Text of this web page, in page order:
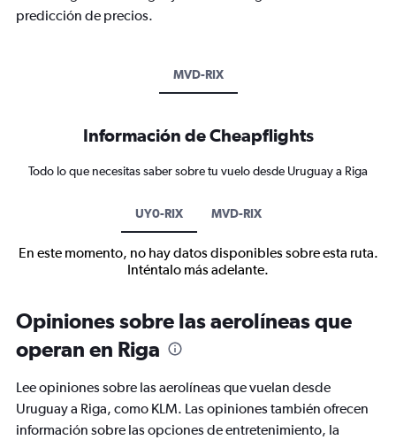
predicción de precios.
MVD-RIX
Información de Cheapflights
Todo lo que necesitas saber sobre tu vuelo desde Uruguay a Riga
UY0-RIX MVD-RIX
En este momento, no hay datos disponibles sobre esta ruta.
Inténtalo más adelante.
Opiniones sobre las aerolíneas que
operan en Riga
Lee opiniones sobre las aerolíneas que vuelan desde
Uruguay a Riga, como KLM. Las opiniones también ofrecen
información sobre las opciones de entretenimiento, la